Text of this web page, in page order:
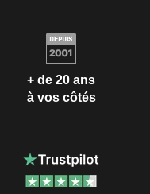
+ de 20 ans
à vos côtés